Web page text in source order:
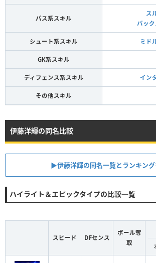
パス系スキル
ス
バッ
シュート系スキル ミド
GK系スキル
ディフェンス系スキル イン
その他スキル
伊藤洋輝の同名比較
▶︎伊藤洋輝の同名一覧とランキング
ハイライト＆エピックタイプの比較一覧
スピード DFセンス
ボール奪
取